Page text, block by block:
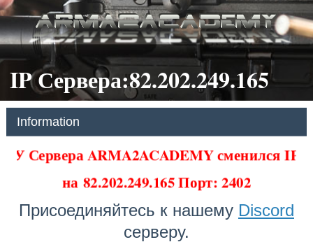
IP Сервера:82.202.249.165
Information
У Сервера ARMA2ACADEMY сменился IP
на82.202.249.165 Порт: 2402
Присоединяйтесь к нашему Discord
серверу.